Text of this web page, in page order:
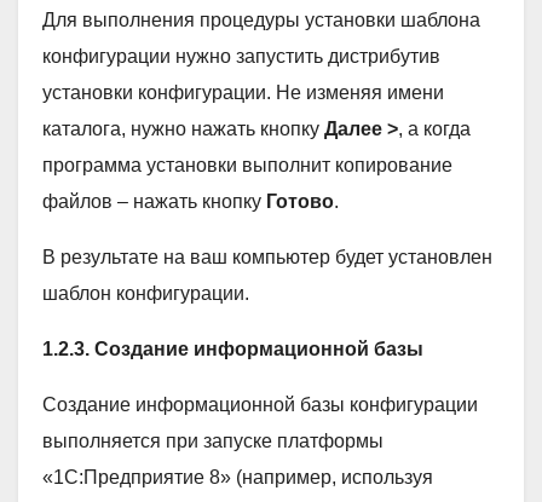
Для выполнения процедуры установки шаблона
конфигурации нужно запустить дистрибутив
установки конфигурации. Не изменяя имени
каталога, нужно нажать кнопку Далее >, а когда
программа установки выполнит копирование
файлов – нажать кнопку Готово.
В результате на ваш компьютер будет установлен
шаблон конфигурации.
1.2.3. Создание информационной базы
Создание информационной базы конфигурации
выполняется при запуске платформы
«1С:Предприятие 8» (например, используя